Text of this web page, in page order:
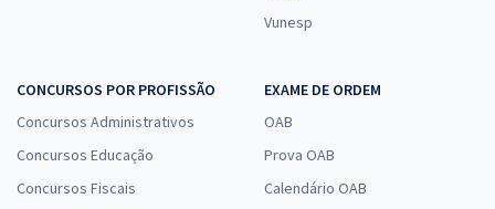
Vunesp
CONCURSOS POR PROFISSÃO
Concursos Administrativos
Concursos Educação
Concursos Fiscais
EXAME DE ORDEM
OAB
Prova OAB
Calendário OAB